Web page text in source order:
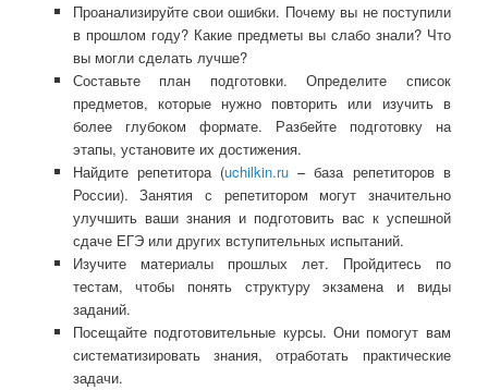
Проанализируйте свои ошибки. Почему вы не поступили
в прошлом году? Какие предметы вы слабо знали? Что
вы могли сделать лучше?
Составьте план подготовки. Определите список
предметов, которые нужно повторить или изучить в
более глубоком формате. Разбейте подготовку на
этапы, установите их достижения.
Найдите репетитора (uchilkin.ru – база репетиторов в
России). Занятия с репетитором могут значительно
улучшить ваши знания и подготовить вас к успешной
сдаче ЕГЭ или других вступительных испытаний.
Изучите материалы прошлых лет. Пройдитесь по
тестам, чтобы понять структуру экзамена и виды
заданий.
Посещайте подготовительные курсы. Они помогут вам
систематизировать знания, отработать практические
задачи.